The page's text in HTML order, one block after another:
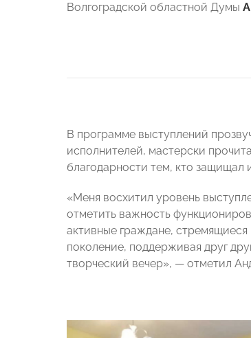
Волгоградской областной Думы
В программе выступлений
исполнителей, мастерски
благодарности тем, кто защищал
«Меня восхитил уровень
отметить важность
активные граждане,
поколение, поддерживая друг
творческий вечер», — отметил